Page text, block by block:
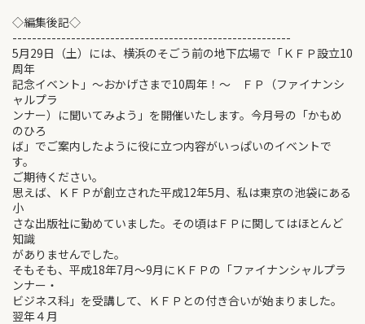
◇編集後記◇
---------------------------------------------------------
5月29日（土）には、横浜のそごう前の地下広場で「ＫＦＰ設立10
周年
記念イベント」～おかげさまで10周年！～ ＦＰ（ファイナンシ
ャルプラ
ンナー）に聞いてみよう」を開催いたします。今月号の「かもめ
のひろ
ば」でご案内したように役に立つ内容がいっぱいのイベントで
す。
ご期待ください。
思えば、ＫＦＰが創立された平成12年5月、私は東京の池袋にある
小
さな出版社に勤めていました。その頃はＦＰに関してはほとんど
知識
がありませんでした。
そもそも、平成18年7月～9月にＫＦＰの「ファイナンシャルプラ
ンナー・
ビジネス科」を受講して、ＫＦＰとの付き合いが始まりました。
翌年４月